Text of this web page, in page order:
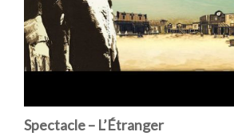
Spectacle – L’Étranger